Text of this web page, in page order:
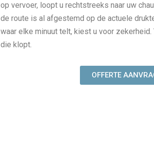
op vervoer, loopt u rechtstreeks naar uw
de route is al afgestemd op de actuele
waar elke minuut telt, kiest u voor
die klopt.
OFFERTE